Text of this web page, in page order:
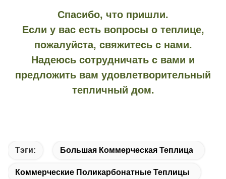
Спасибо, что пришли.
Если у вас есть вопросы о теплице,
пожалуйста, свяжитесь с нами.
Надеюсь сотрудничать с вами и
предложить вам удовлетворительный
тепличный дом.
Тэги: Большая Коммерческая Теплица
Коммерческие Поликарбонатные Теплицы